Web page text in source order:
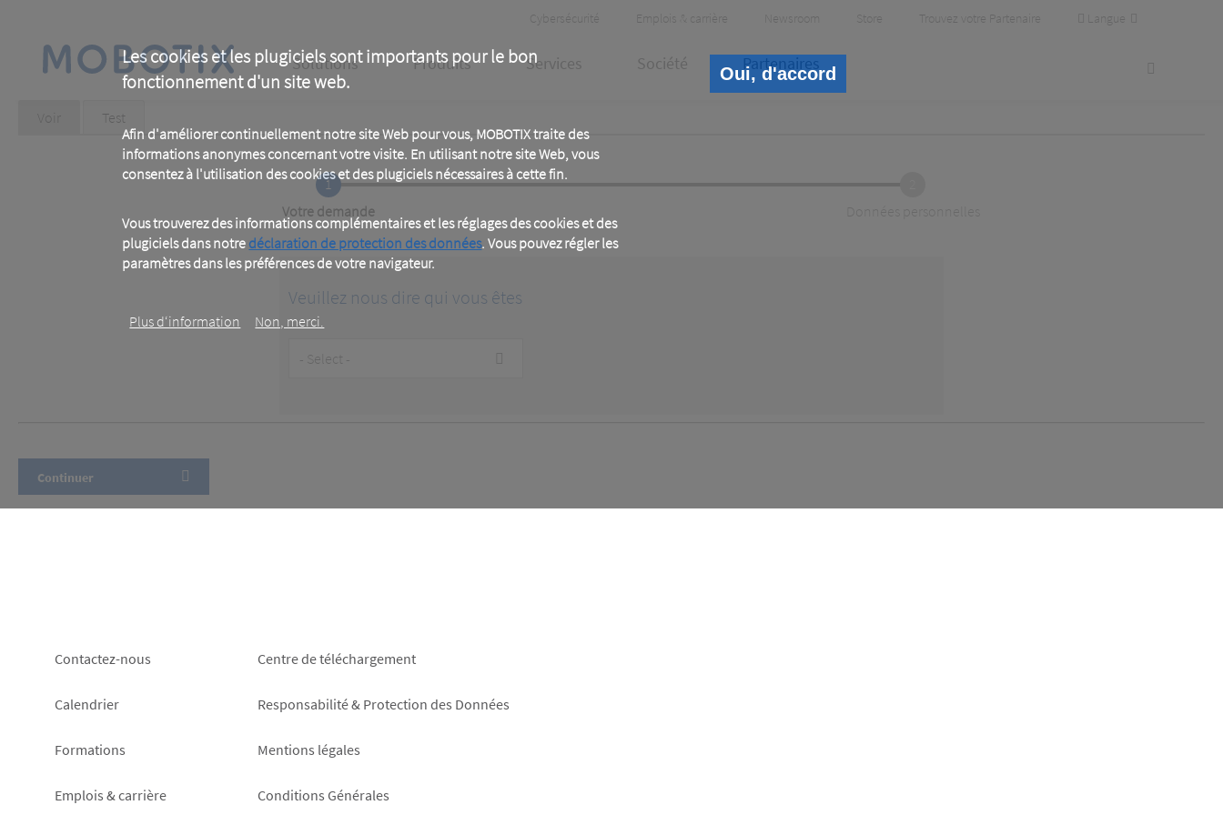
Les cookies et les plugiciels sont importants pour le bon
fonctionnement d'un site web.
Afin d'améliorer continuellement notre site Web pour vous, MOBOTIX traite des
informations anonymes concernant votre visite. En utilisant notre site Web, vous
consentez à l'utilisation des cookies et des plugiciels nécessaires à cette fin.
Vous trouverez des informations complémentaires et les réglages des cookies et des
plugiciels dans notre déclaration de protection des données. Vous pouvez régler les
paramètres dans les préférences de votre navigateur.
Plus d‘information Non, merci.
Oui, d'accord
content
Header
Meta
Cybersécurité Emplois & carrière Newsroom Store Trouvez votre Partenaire Langue
Main
navigation
Solutions Produits Services Société Partenaires
Primary
Voir Test
1
Current
Votre demande
Veuillez nous dire qui vous êtes
Type
Footer
left
Contactez-nous
Calendrier
Formations
Emplois & carrière
Footer
right
Centre de téléchargement
Responsabilité & Protection des Données
Mentions légales
Conditions Générales